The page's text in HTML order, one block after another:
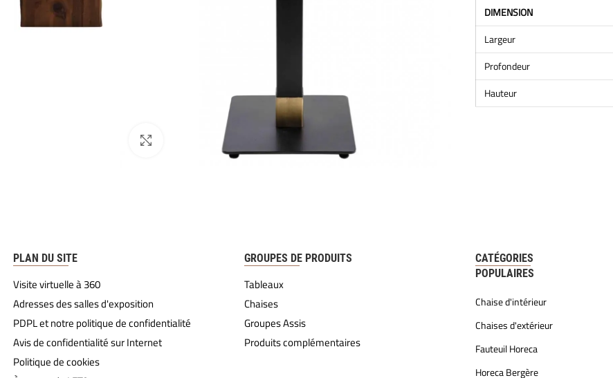
DIMENSION
Largeur
Profondeur
Hauteur
PLAN DU SITE
Visite virtuelle à 360
Adresses des salles d'exposition
PDPL et notre politique de confidentialité
Avis de confidentialité sur Internet
Politique de cookies
GROUPES DE PRODUITS
Tableaux
Chaises
Groupes Assis
Produits complémentaires
CATÉGORIES
POPULAIRES
Chaise d'intérieur
Chaises d'extérieur
Fauteuil Horeca
Horeca Bergère